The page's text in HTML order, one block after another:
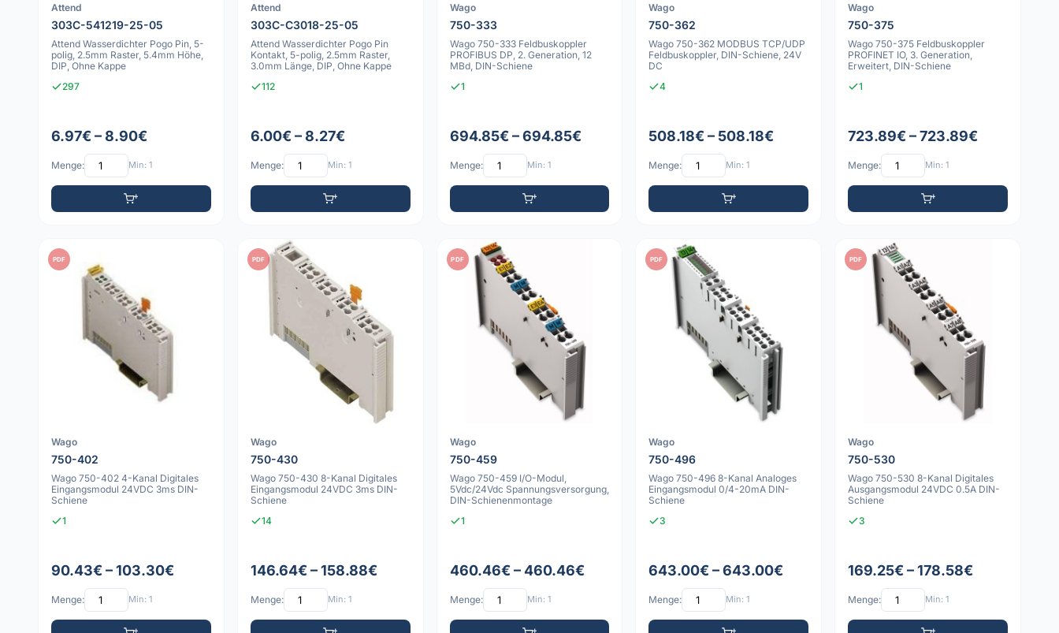
Attend
303C-541219-25-05
Attend Wasserdichter Pogo Pin, 5-
polig, 2.5mm Raster, 5.4mm Höhe,
DIP, Ohne Kappe
297
6.97€ – 8.90€
Menge: Min: 1
Attend
303C-C3018-25-05
Attend Wasserdichter Pogo Pin
Kontakt, 5-polig, 2.5mm Raster,
3.0mm Länge, DIP, Ohne Kappe
112
6.00€ – 8.27€
Menge: Min: 1
Wago
750-333
Wago 750-333 Feldbuskoppler
PROFIBUS DP, 2. Generation, 12
MBd, DIN-Schiene
1
694.85€ – 694.85€
Menge: Min: 1
Wago
750-362
Wago 750-362 MODBUS TCP/UDP
Feldbuskoppler, DIN-Schiene, 24V
DC
4
508.18€ – 508.18€
Menge: Min: 1
Wago
750-375
Wago 750-375 Feldbuskoppler
PROFINET IO, 3. Generation,
Erweitert, DIN-Schiene
1
723.89€ – 723.89€
Menge: Min: 1
PDF
Wago
750-402
Wago 750-402 4-Kanal Digitales
Eingangsmodul 24VDC 3ms DIN-
Schiene
1
90.43€ – 103.30€
Menge: Min: 1
PDF
Wago
750-430
Wago 750-430 8-Kanal Digitales
Eingangsmodul 24VDC 3ms DIN-
Schiene
14
146.64€ – 158.88€
Menge: Min: 1
PDF
Wago
750-459
Wago 750-459 I/O-Modul,
5Vdc/24Vdc Spannungsversorgung,
DIN-Schienenmontage
1
460.46€ – 460.46€
Menge: Min: 1
PDF
Wago
750-496
Wago 750-496 8-Kanal Analoges
Eingangsmodul 0/4-20mA DIN-
Schiene
3
643.00€ – 643.00€
Menge: Min: 1
PDF
Wago
750-530
Wago 750-530 8-Kanal Digitales
Ausgangsmodul 24VDC 0.5A DIN-
Schiene
3
169.25€ – 178.58€
Menge: Min: 1